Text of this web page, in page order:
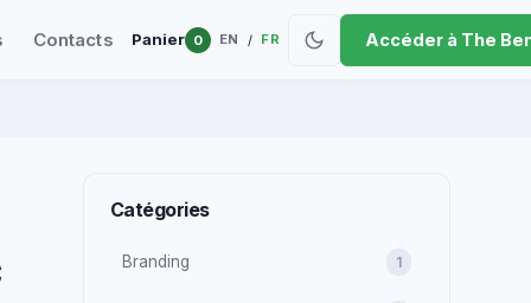
Contacts Panier 0 EN / FR Accéder à The
Catégories
Branding 1